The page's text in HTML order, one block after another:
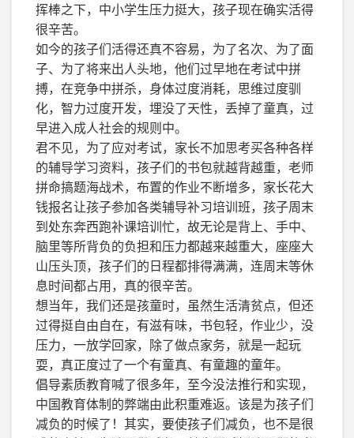
挥棒之下，中小学生压力挺大，孩子现在确实活得
很辛苦。
如今的孩子们活得还真不容易，为了名次、为了面
子、为了将来出人头地，他们过早地在考试中拼
搏，在竞争中拼杀，身体过度消耗，思维过度驯
化，智力过度开发，埋没了天性，丢掉了童真，过
早进入成人社会的规则中。
君不见，为了应对考试，家长不加思考买各种各样
的辅导学习资料，孩子们的书包就越背越重，老师
拼命搞题海战术，布置的作业不断增多，家长花大
钱报名让孩子参加各类辅导补习培训班，孩子周末
到处东奔西跑补课培训忙，故无论是背上、手中、
脑里等所背负的负担和压力都越来越重大，座座大
山压头顶，孩子们的日程都排得满满，连周末等休
息时间都占用，真的很辛苦。
想当年，我们还是孩童时，虽然生活清贫点，但还
过得挺自由自在，有滋有味，书包轻，作业少，没
压力，一放学回家，除了做点家务，就是一起玩
耍，真正度过了一个有童真、有童趣的童年。
倡导素质教育喊了很多年，至今没法推行和实现，
中国教育体制的弊端由此积重难返。该是为孩子们
减负的时候了！其实，要使孩子们减负，也不是很